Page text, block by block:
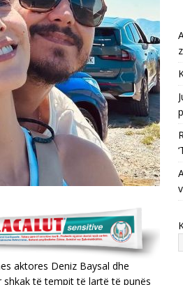
aktores Deniz Baysal dhe
shkak të tempit të lartë të punës